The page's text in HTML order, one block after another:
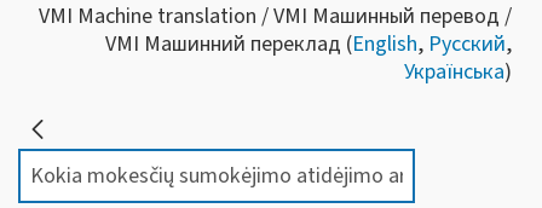
VMI Machine translation / VMI Машинный перевод /
VMI Машинний переклад (English, Русский,
Українська)